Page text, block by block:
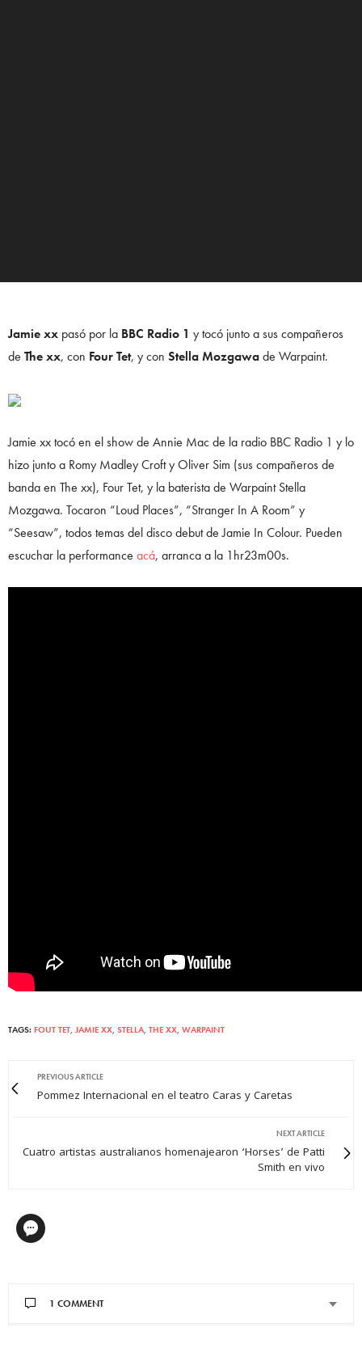
Jamie xx pasó por la BBC Radio 1 y tocó junto a sus compañeros
de The xx, con Four Tet, y con Stella Mozgawade Warpaint.
Jamie xx tocó en el show de Annie Mac de la radio BBC Radio 1 y lo
hizo junto a Romy Madley Croft y Oliver Sim (sus compañeros de
banda en The xx), Four Tet, y la baterista de Warpaint Stella
Mozgawa. Tocaron “Loud Places”, “Stranger In A Room” y
“Seesaw”, todos temas del disco debut de Jamie In Colour. Pueden
escuchar la performance acá, arranca a la 1hr23m00s.
TAGS: FOUT TET JAMIE XX STELLA THE XX WARPAINT
PREVIOUS ARTICLE
Pommez Internacional en el teatro Caras y Caretas
NEXT ARTICLE
Cuatro artistas australianos homenajearon ‘Horses’ de Patti
Smith en vivo
1 COMMENT